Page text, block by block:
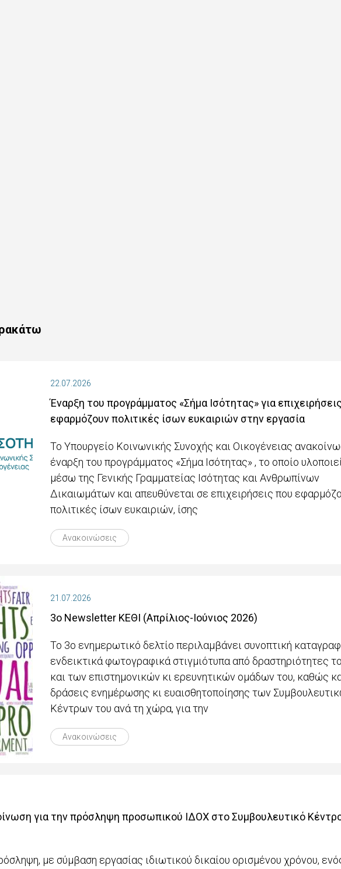
22.07.2026
Έναρξη του προγράμματος «Σήμα Ισότητας» για
εφαρμόζουν πολιτικές ίσων ευκαιριών στην εργασία
Το Υπουργείο Κοινωνικής Συνοχής και Οικογένειας
έναρξη του προγράμματος «Σήμα Ισότητας» , το οποίο
μέσω της Γενικής Γραμματείας Ισότητας και Ανθρωπίνων
Δικαιωμάτων και απευθύνεται σε επιχειρήσεις που
πολιτικές ίσων ευκαιριών, ίσης
Ανακοινώσεις
21.07.2026
3ο Newsletter ΚΕΘΙ (Απρίλιος-Ιούνιος 2026)
Το 3ο ενημερωτικό δελτίο περιλαμβάνει συνοπτική
ενδεικτικά φωτογραφικά στιγμιότυπα από δραστηριότητες
και των επιστημονικών κι ερευνητικών ομάδων του, καθώς
δράσεις ενημέρωσης κι ευαισθητοποίησης των
Κέντρων του ανά τη χώρα, για την
Ανακοινώσεις
για την πρόσληψη προσωπικού ΙΔΟΧ στο Συμβουλευτικό
με σύμβαση εργασίας ιδιωτικού δικαίου ορισμένου χρόνου,